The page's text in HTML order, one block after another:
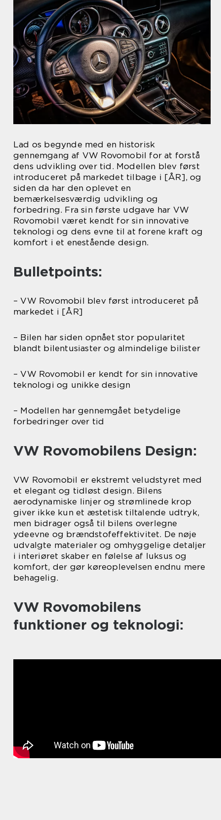
Lad os begynde med en historisk
gennemgang af VW Rovomobil for at forstå
dens udvikling over tid. Modellen blev først
introduceret på markedet tilbage i [ÅR], og
siden da har den oplevet en
bemærkelsesværdig udvikling og
forbedring. Fra sin første udgave har VW
Rovomobil været kendt for sin innovative
teknologi og dens evne til at forene kraft og
komfort i et enestående design.
Bulletpoints:
– VW Rovomobil blev først introduceret på
markedet i [ÅR]
– Bilen har siden opnået stor popularitet
blandt bilentusiaster og almindelige bilister
– VW Rovomobil er kendt for sin innovative
teknologi og unikke design
– Modellen har gennemgået betydelige
forbedringer over tid
VW Rovomobilens Design:
VW Rovomobil er ekstremt veludstyret med
et elegant og tidløst design. Bilens
aerodynamiske linjer og strømlinede krop
giver ikke kun et æstetisk tiltalende udtryk,
men bidrager også til bilens overlegne
ydeevne og brændstofeffektivitet. De nøje
udvalgte materialer og omhyggelige detaljer
i interiøret skaber en følelse af luksus og
komfort, der gør køreoplevelsen endnu mere
behagelig.
VW Rovomobilens
funktioner og teknologi: